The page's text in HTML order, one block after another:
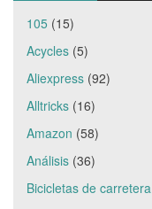
105 (15)
Acycles (5)
Aliexpress (92)
Alltricks (16)
Amazon (58)
Análisis (36)
Bicicletas de carretera